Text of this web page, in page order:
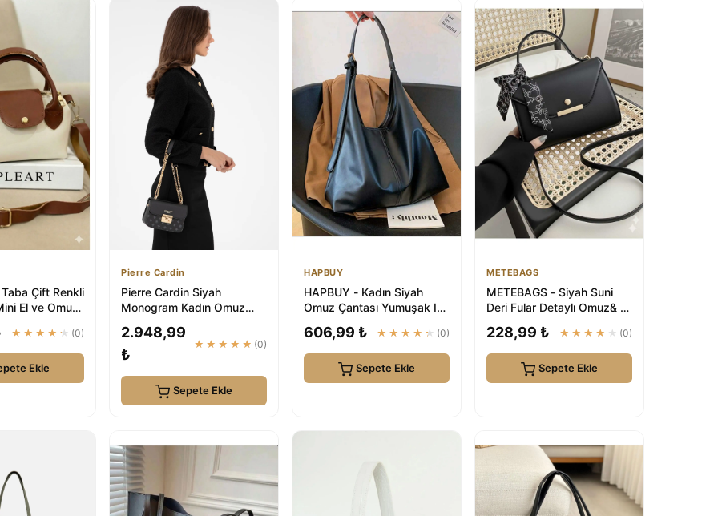
Taba Çift Renkli
El ve Omuz
★★★★★ (0)
Ekle
Pierre Cardin
Pierre Cardin Siyah
Monogram Kadın Omuz
Çantası 05PC24K24105
2.948,99
₺
★★★★★ (0)
Sepete Ekle
HAPBUY
HAPBUY - Kadın Siyah
Omuz Çantası Yumuşak Iç
Ve Dış Dokulu Kaliteli Işçilik
V...
606,99 ₺ ★★★★★ (0)
Sepete Ekle
METEBAGS
METEBAGS - Siyah Suni
Deri Fular Detaylı Omuz& El
Çantası
228,99 ₺ ★★★★★ (0)
Sepete Ekle